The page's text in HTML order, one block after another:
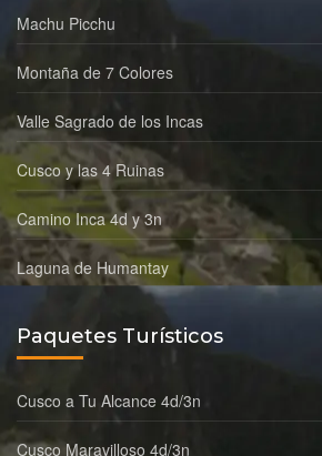
Machu Picchu
Montaña de 7 Colores
Valle Sagrado de los Incas
Cusco y las 4 Ruinas
Camino Inca 4d y 3n
Laguna de Humantay
Paquetes Turísticos
Cusco a Tu Alcance 4d/3n
Cusco Maravilloso 4d/3n